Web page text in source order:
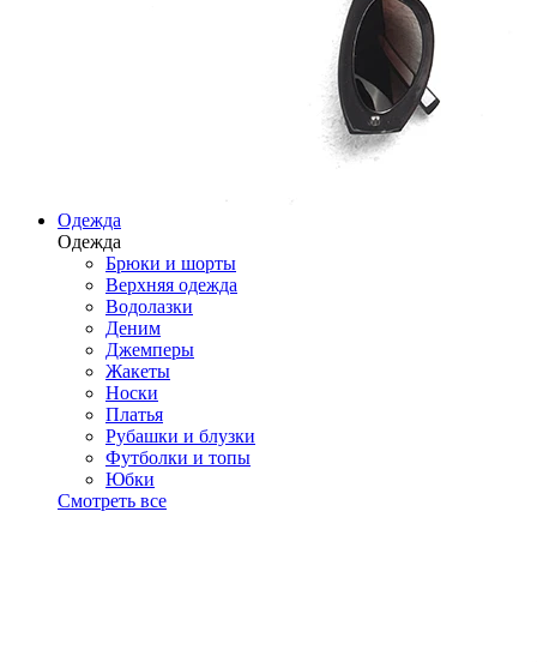
Одежда
Одежда
Брюки и шорты
Верхняя одежда
Водолазки
Деним
Джемперы
Жакеты
Носки
Платья
Рубашки и блузки
Футболки и топы
Юбки
Смотреть все